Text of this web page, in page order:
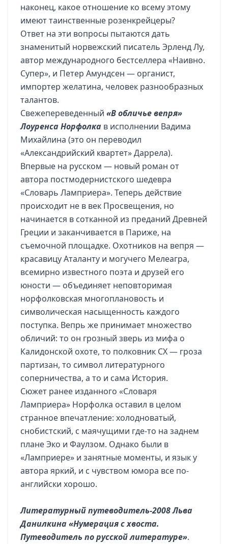
наконец, какое отношение ко всему этому
имеют таинственные розенкрейцеры?
Ответ на эти вопросы пытаются дать
знаменитый норвежский писатель Эрленд Лу,
автор международного бестселлера «Наивно.
Супер», и Петер Амундсен — органист,
импортер желатина, человек разнообразных
талантов.
Свежепереведенный «В обличье вепря»
Лоуренса Норфолка в исполнении Вадима
Михайлина (это он переводил
«Александрийский квартет» Даррела).
Впервые на русском — новый роман от
автора постмодернистского шедевра
«Словарь Ламприера». Теперь действие
происходит не в век Просвещения, но
начинается в сотканной из преданий Древней
Греции и заканчивается в Париже, на
съемочной площадке. Охотников на вепря —
красавицу Аталанту и могучего Мелеагра,
всемирно известного поэта и друзей его
юности — объединяет неповторимая
норфолковская многоплановость и
символическая насыщенность каждого
поступка. Вепрь же принимает множество
обличий: то он грозный зверь из мифа о
Калидонской охоте, то полковник СХ — гроза
партизан, то символ литературного
соперничества, а то и сама История.
Сюжет ранее изданного «Словаря
Ламприера» Норфолка оставил в целом
странное впечатление: холодноватый,
снобистский, с маячущими где-то на заднем
плане Эко и Фаулзом. Однако были в
«Ламприере» и занятные моменты, и язык у
автора яркий, и с чувством юмора все по-
английски хорошо.
Литературный путеводитель-2008 Льва
Данилкина «Нумерация с хвоста.
Путеводитель по русской литературе».